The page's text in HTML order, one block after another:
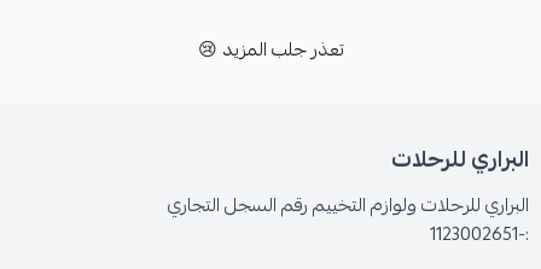
تعذر جلب المزيد 😢
البراري للرحلات
البراري للرحلات ولوازم التخييم رقم السجل التجاري
:-1123002651